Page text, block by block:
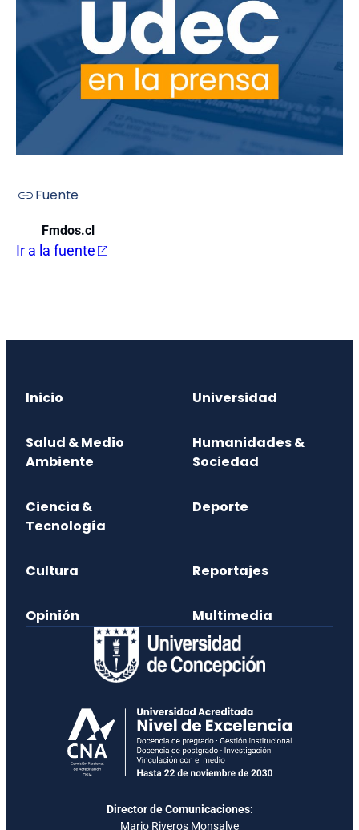
Fuente
Fmdos.cl
Ir a la fuente
Inicio Universidad
Salud & Medio
Ambiente
Humanidades &
Sociedad
Ciencia &
Tecnología
Deporte
Cultura Reportajes
Opinión Multimedia
Director de Comunicaciones:
Mario Riveros Monsalve